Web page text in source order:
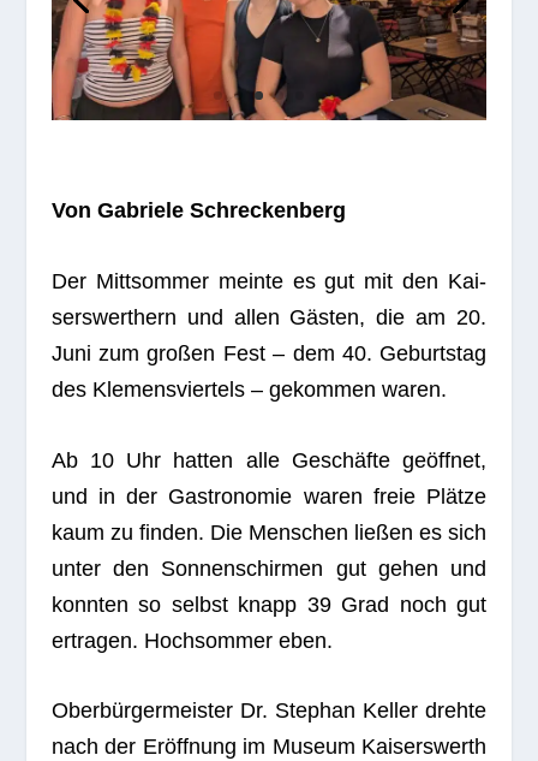
Von Gabriele Schreckenberg
Der Mitt­som­mer meinte es gut mit den Kai­
sers­wert­hern und allen Gäs­ten, die am 20.
Juni zum gro­ßen Fest – dem 40. Geburts­tag
des Kle­mens­vier­tels – gekom­men waren.
Ab 10 Uhr hat­ten alle Geschäfte geöff­net,
und in der Gas­tro­no­mie waren freie Plätze
kaum zu fin­den. Die Men­schen lie­ßen es sich
unter den Son­nen­schir­men gut gehen und
konn­ten so selbst knapp 39 Grad noch gut
ertra­gen. Hoch­som­mer eben.
Ober­bür­ger­meis­ter Dr. Ste­phan Kel­ler drehte
nach der Eröff­nung im Museum Kai­sers­werth